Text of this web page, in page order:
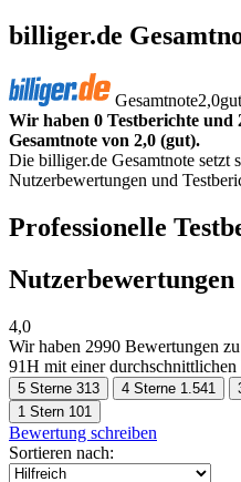
billiger.de
Gesamtnote2,0gut
Wir haben 0 Testberichte und
Gesamtnote von 2,0 (gut).
Die billiger.de Gesamtnote setzt
Nutzerbewertungen und
Professionelle
Nutzerbewertungen
4,0
Wir haben 2990 Bewertungen
91H mit einer
5 Sterne 313 4 Sterne 1.541
1 Stern 101
Bewertung schreiben
Sortieren nach: